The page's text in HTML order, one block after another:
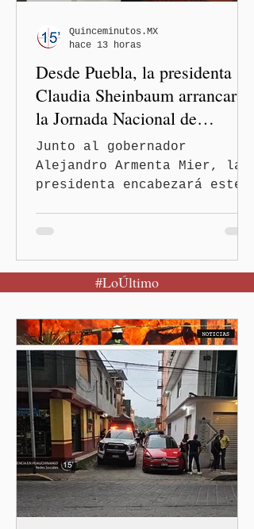
Alejandro Armenta Mier
resaltó este logro
interinstituci
Desde Puebla, la presidenta
Claudia Sheinbaum arrancará
la Jornada Nacional de
Reforestación
Junto al gobernador
Alejandro Armenta Mier, la
presidenta encabezará este
de México.-Puebla será el
punto de partida de la
Reforestación, una
estrategia del Gobierno de
México que reunirá de
manera simultánea a
autoridades, ejidos,
comunidades y ciudadanía de
las 32 entidades para
impulsar la restauración de
los ecosistemas forestales.
Durante la Mañanera del
Pueblo, a través de un
Quinceminutos.MX
hace 13 horas
#LoÚltimo